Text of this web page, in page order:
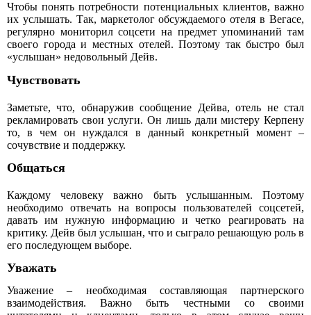
Чтобы понять потребности потенциальных клиентов, важно
их услышать. Так, маркетолог обсуждаемого отеля в Вегасе,
регулярно мониторил соцсети на предмет упоминаний там
своего города и местных отелей. Поэтому так быстро был
«услышан» недовольный Дейв.
Чувствовать
Заметьте, что, обнаружив сообщение Дейва, отель не стал
рекламировать свои услуги. Он лишь дали мистеру Керпену
то, в чем он нуждался в данный конкретный момент –
сочувствие и поддержку.
Общаться
Каждому человеку важно быть услышанным. Поэтому
необходимо отвечать на вопросы пользователей соцсетей,
давать им нужную информацию и четко реагировать на
критику. Дейв был услышан, что и сыграло решающую роль в
его последующем выборе.
Уважать
Уважение – необходимая составляющая партнерского
взаимодействия. Важно быть честными со своими